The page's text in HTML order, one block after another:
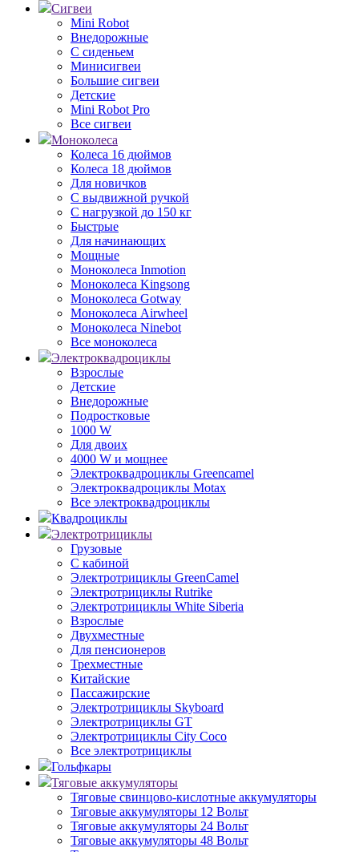
Сигвеи
Mini Robot
Внедорожные
С сиденьем
Минисигвеи
Большие сигвеи
Детские
Mini Robot Pro
Все сигвеи
Моноколеса
Колеса 16 дюймов
Колеса 18 дюймов
Для новичков
С выдвижной ручкой
С нагрузкой до 150 кг
Быстрые
Для начинающих
Мощные
Моноколеса Inmotion
Моноколеса Kingsong
Моноколеса Gotway
Моноколеса Airwheel
Моноколеса Ninebot
Все моноколеса
Электроквадроциклы
Взрослые
Детские
Внедорожные
Подростковые
1000 W
Для двоих
4000 W и мощнее
Электроквадроциклы Greencamel
Электроквадроциклы Motax
Все электроквадроциклы
Квадроциклы
Электротрициклы
Грузовые
С кабиной
Электротрициклы GreenCamel
Электротрициклы Rutrike
Электротрициклы White Siberia
Взрослые
Двухместные
Для пенсионеров
Трехместные
Китайские
Пассажирские
Электротрициклы Skyboard
Электротрициклы GT
Электротрициклы City Coco
Все электротрициклы
Гольфкары
Тяговые аккумуляторы
Тяговые свинцово-кислотные аккумуляторы
Тяговые аккумуляторы 12 Вольт
Тяговые аккумуляторы 24 Вольт
Тяговые аккумуляторы 48 Вольт